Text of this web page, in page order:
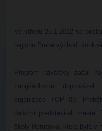
Ve středu 25.1.2012 se
regionu Praha východ,
Program návštěvy začal
Langšádlovou
organizace TOP 09.
dalšími představiteli města.
školy Nerudova, která byla v